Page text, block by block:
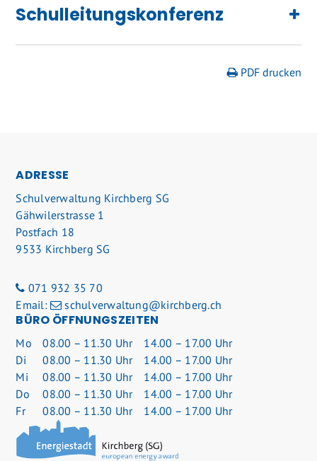
Schulleitungskonferenz
PDF drucken
ADRESSE
Schulverwaltung Kirchberg SG
Gähwilerstrasse 1
Postfach 18
9533 Kirchberg SG
071 932 35 70
Email:
schulverwaltung@kirchberg.ch
BÜRO ÖFFNUNGSZEITEN
Mo 08.00 – 11.30 Uhr
14.00 – 17.00 Uhr
Di
08.00 – 11.30 Uhr
14.00 – 17.00 Uhr
Mi
08.00 – 11.30 Uhr
14.00 – 17.00 Uhr
Do
08.00 – 11.30 Uhr
14.00 – 17.00 Uhr
Fr
08.00 – 11.30 Uhr 14.00 – 17.00 Uhr